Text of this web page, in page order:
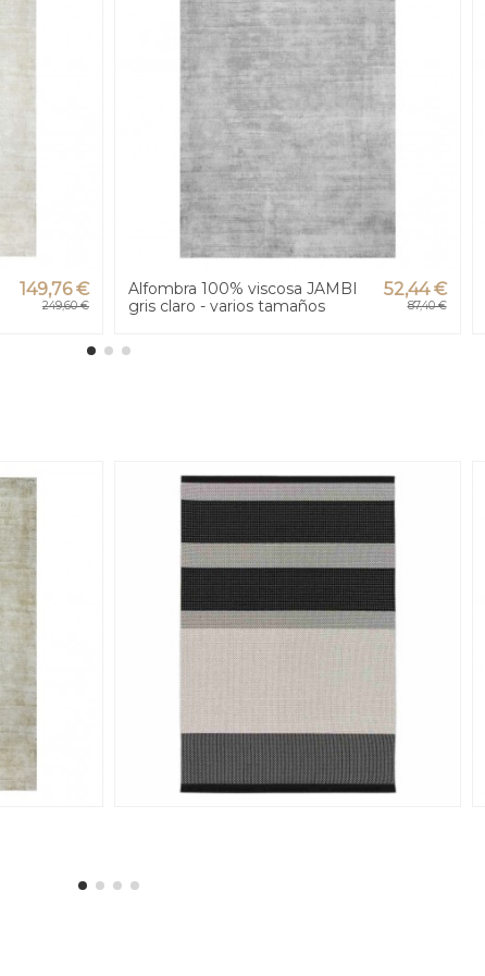
149,76 €
249,60 €
Alfombra 100% viscosa JAMBI
gris claro - varios tamaños
52,44 €
87,40 €